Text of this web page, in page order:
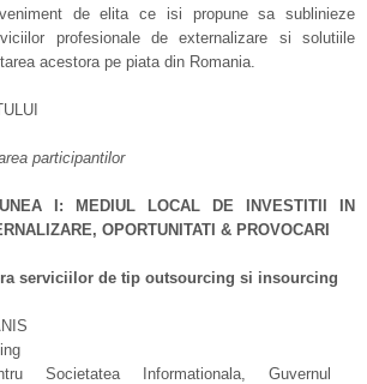
de elita ce isi propune sa sublinieze
profesionale de externalizare si solutiile
acestora pe piata din Romania.
participantilor
I: MEDIUL LOCAL DE INVESTITII IN
OPORTUNITATI & PROVOCARI
serviciilor de tip outsourcing si insourcing
Societatea Informationala, Guvernul